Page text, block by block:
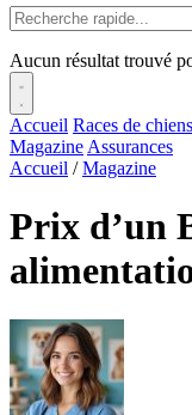
Aucun résultat trouvé
Accueil Races de chiens
Magazine Assurances
Accueil / Magazine
Prix d’un